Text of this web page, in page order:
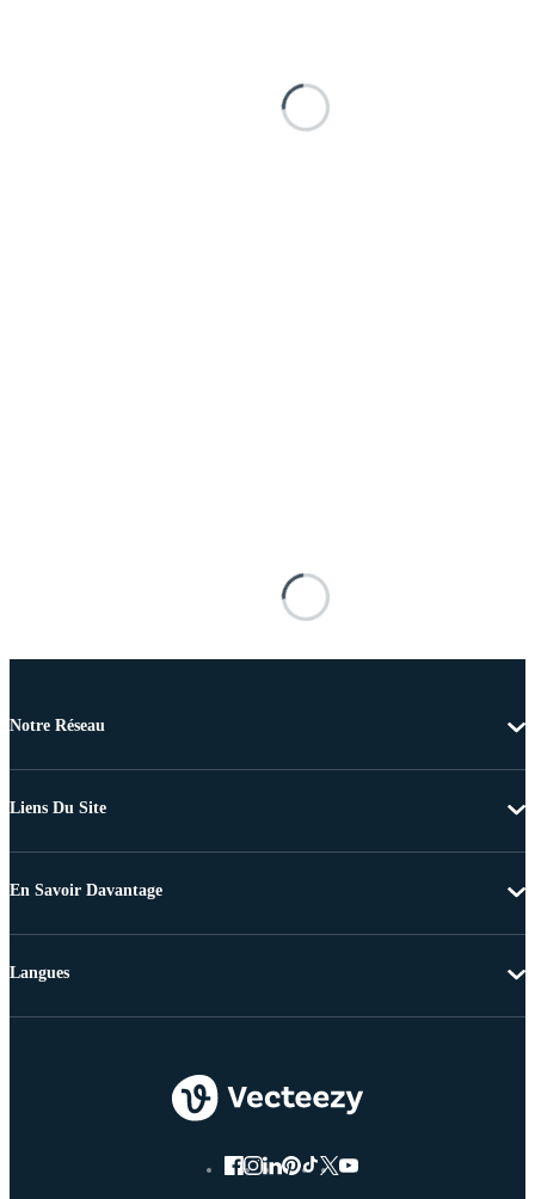
Notre Réseau
Liens Du Site
En Savoir Davantage
Langues